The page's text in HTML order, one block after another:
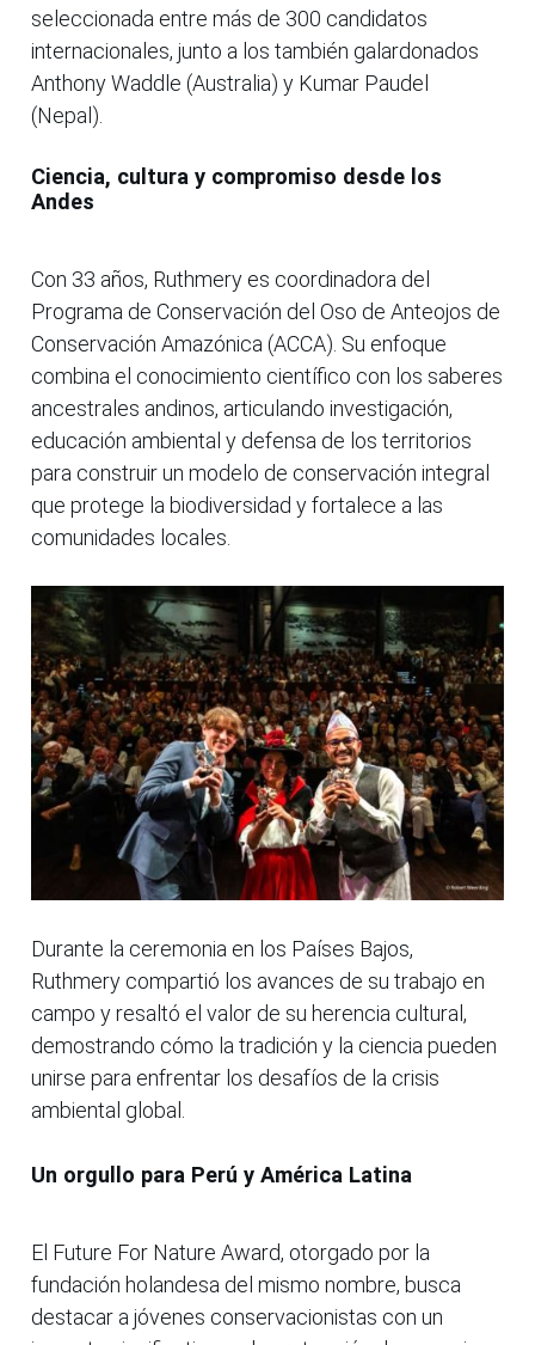
seleccionada entre más de 300 candidatos
internacionales, junto a los también galardonados
Anthony Waddle (Australia) y Kumar Paudel
(Nepal).
Ciencia, cultura y compromiso desde los
Andes
Con 33 años, Ruthmery es coordinadora del
Programa de Conservación del Oso de Anteojos de
Conservación Amazónica (ACCA). Su enfoque
combina el conocimiento científico con los saberes
ancestrales andinos, articulando investigación,
educación ambiental y defensa de los territorios
para construir un modelo de conservación integral
que protege la biodiversidad y fortalece a las
comunidades locales.
Durante la ceremonia en los Países Bajos,
Ruthmery compartió los avances de su trabajo en
campo y resaltó el valor de su herencia cultural,
demostrando cómo la tradición y la ciencia pueden
unirse para enfrentar los desafíos de la crisis
ambiental global.
Un orgullo para Perú y América Latina
El Future For Nature Award, otorgado por la
fundación holandesa del mismo nombre, busca
destacar a jóvenes conservacionistas con un